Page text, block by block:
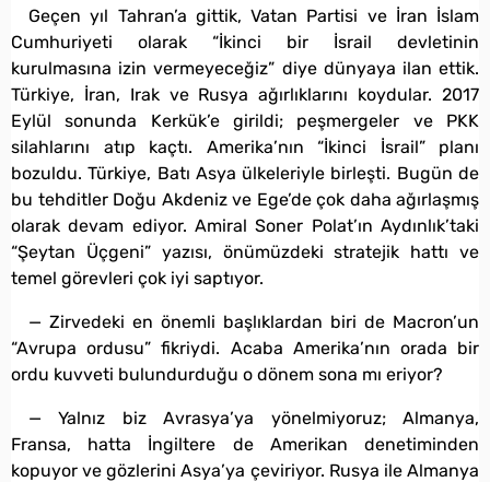
Geçen yıl Tahran’a gittik, Vatan Partisi ve İran İslam
Cumhuriyeti olarak “İkinci bir İsrail devletinin
kurulmasına izin vermeyeceğiz” diye dünyaya ilan ettik.
Türkiye, İran, Irak ve Rusya ağırlıklarını koydular. 2017
Eylül sonunda Kerkük’e girildi; peşmergeler ve PKK
silahlarını atıp kaçtı. Amerika’nın “İkinci İsrail” planı
bozuldu. Türkiye, Batı Asya ülkeleriyle birleşti. Bugün de
bu tehditler Doğu Akdeniz ve Ege’de çok daha ağırlaşmış
olarak devam ediyor. Amiral Soner Polat’ın Aydınlık’taki
“Şeytan Üçgeni” yazısı, önümüzdeki stratejik hattı ve
temel görevleri çok iyi saptıyor.
— Zirvedeki en önemli başlıklardan biri de Macron’un
“Avrupa ordusu” fikriydi. Acaba Amerika’nın orada bir
ordu kuvveti bulundurduğu o dönem sona mı eriyor?
— Yalnız biz Avrasya’ya yönelmiyoruz; Almanya,
Fransa, hatta İngiltere de Amerikan denetiminden
kopuyor ve gözlerini Asya’ya çeviriyor. Rusya ile Almanya